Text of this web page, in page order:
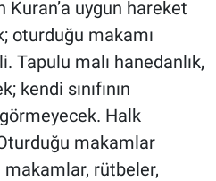
Kuran’a uygun hareket
oturduğu makamı
Tapulu malı hanedanlık,
kendi sınıfının
Halk
makamlar
rütbeler,